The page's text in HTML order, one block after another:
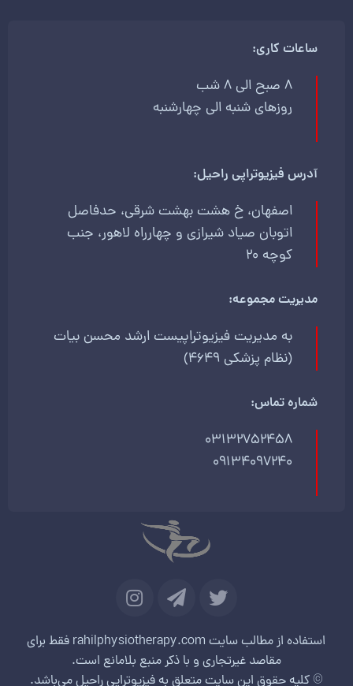
ساعات کاری:
8 صبح الی 8 شب
روزهای شنبه الی چهارشنبه
آدرس فیزیوتراپی راحیل:
اصفهان، خ هشت بهشت شرقی، حدفاصل
اتوبان صیاد شیرازی و چهارراه لاهور، جنب
کوچه 20
مدیریت مجموعه:
به مدیریت فیزیوتراپیست ارشد محسن بیات
(نظام پزشکی 4649)
شماره تماس:
03132752458
09134097240
استفاده از مطالب سایت rahilphysiotherapy.com فقط برای
مقاصد غیرتجاری و با ذکر منبع بلامانع است.
© کلیه حقوق این سایت متعلق به فیزیوتراپی راحیل می‌باشد.